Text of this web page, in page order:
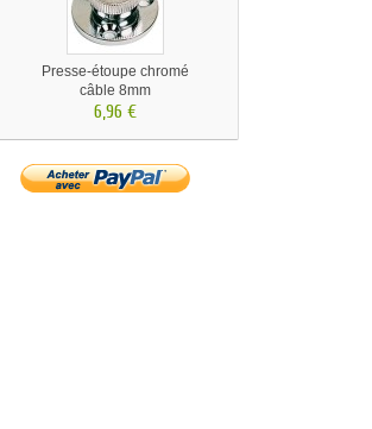
Presse-étoupe chromé
câble 8mm
6,96 €